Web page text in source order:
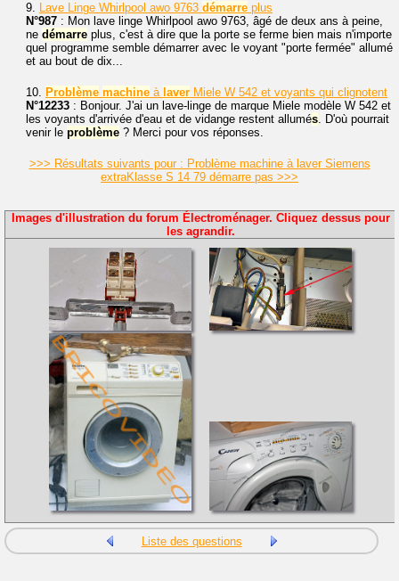
9. Lave Linge Whirlpool awo 9763 démarre plus
N°987 : Mon lave linge Whirlpool awo 9763, âgé de deux ans à peine,
ne démarre plus, c'est à dire que la porte se ferme bien mais n'importe
quel programme semble démarrer avec le voyant "porte fermée" allumé
et au bout de dix...
10. Problème machine à laver Miele W 542 et voyants qui clignotent
N°12233 : Bonjour. J'ai un lave-linge de marque Miele modèle W 542 et
les voyants d'arrivée d'eau et de vidange restent allumés. D'où pourrait
venir le problème ? Merci pour vos réponses.
>>> Résultats suivants pour : Problème machine à laver Siemens
extraKlasse S 14 79 démarre pas >>>
Images d'illustration du forum Électroménager. Cliquez dessus pour
les agrandir.
Liste des questions